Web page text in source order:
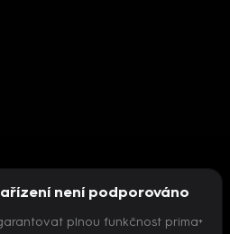
není podporováno
plnou funkčnost prima+